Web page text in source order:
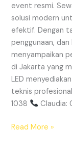
event resmi.
solusi modern
efektif. Dengan
penggunaan,
menyampaikan
di Jakarta yang
LED
teknis
1038
Claudia:
Read More »